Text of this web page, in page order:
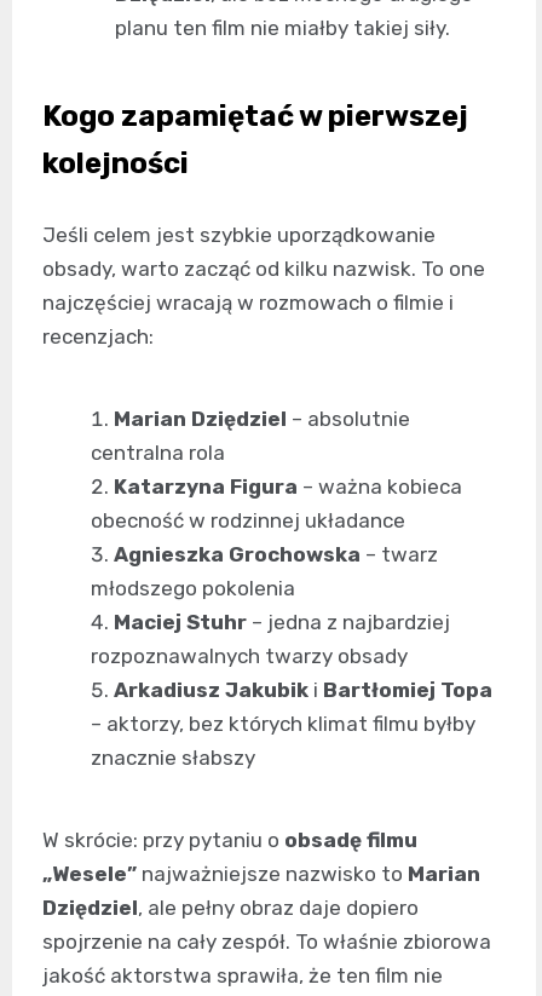
planu ten film nie miałby takiej siły.
Kogo zapamiętać w pierwszej
kolejności
Jeśli celem jest szybkie uporządkowanie
obsady, warto zacząć od kilku nazwisk. To one
najczęściej wracają w rozmowach o filmie i
recenzjach:
Marian Dziędziel – absolutnie
centralna rola
Katarzyna Figura – ważna kobieca
obecność w rodzinnej układance
Agnieszka Grochowska – twarz
młodszego pokolenia
Maciej Stuhr – jedna z najbardziej
rozpoznawalnych twarzy obsady
Arkadiusz Jakubik i Bartłomiej Topa
– aktorzy, bez których klimat filmu byłby
znacznie słabszy
W skrócie: przy pytaniu o obsadę filmu
„Wesele” najważniejsze nazwisko to Marian
Dziędziel, ale pełny obraz daje dopiero
spojrzenie na cały zespół. To właśnie zbiorowa
jakość aktorstwa sprawiła, że ten film nie